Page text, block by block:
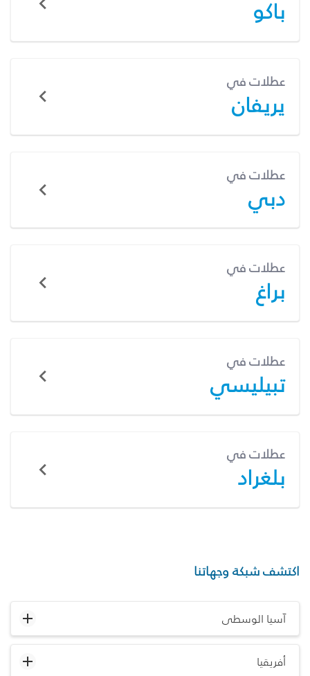
باكو
عطلات في
يريفان
عطلات في
دبي
عطلات في
براغ
عطلات في
تبيليسي
عطلات في
بلغراد
اكتشف شبكة وجهاتنا
آسيا الوسطى
أفريقيا